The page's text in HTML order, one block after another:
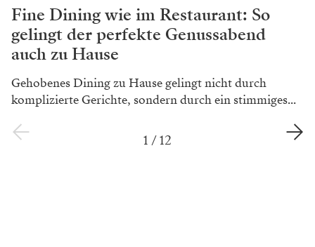
Fine Dining wie im Restaurant: So
gelingt der perfekte Genussabend
auch zu Hause
Gehobenes Dining zu Hause gelingt nicht durch
komplizierte Gerichte, sondern durch ein stimmiges...
1 /12